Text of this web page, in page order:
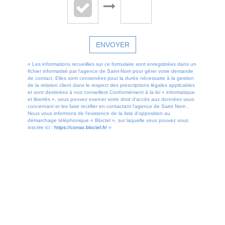
ENVOYER
« Les informations recueillies sur ce formulaire sont enregistrées dans un
fichier informatisé par l'agence de Saint-Nom pour gérer votre demande
de contact. Elles sont conservées pour la durée nécessaire à la gestion
de la relation client dans le respect des prescriptions légales applicables
et sont destinées à nos conseillers Conformément à la loi « informatique
et libertés », vous pouvez exercer votre droit d'accès aux données vous
concernant et les faire rectifier en contactant l'agence de Saint Nom .
Nous vous informons de l'existence de la liste d'opposition au
démarchage téléphonique « Bloctel », sur laquelle vous pouvez vous
inscrire ici : https://conso.bloctel.fr/ »